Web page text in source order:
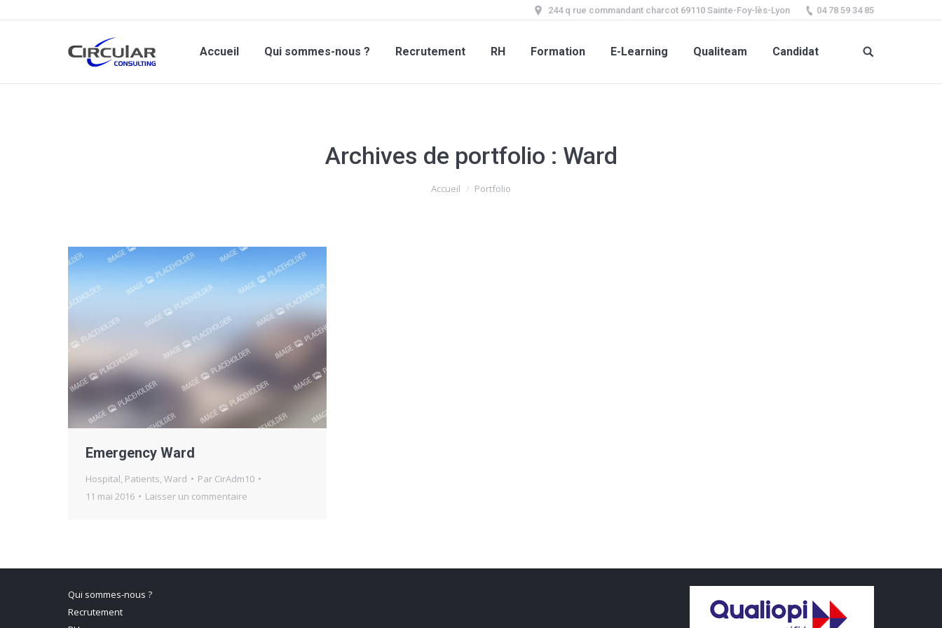
244 q rue commandant charcot 69110 Sainte-Foy-lès-Lyon 04 78 59 34 85
Accueil Qui sommes-nous ? Recrutement RH Formation E-Learning Qualiteam Candidat
Archives de portfolio : Ward
Accueil Portfolio
Emergency Ward
Hospital Patients Ward Par CirAdm10
11 mai 2016
Laisser un commentaire
Qui sommes-nous ?
Recrutement